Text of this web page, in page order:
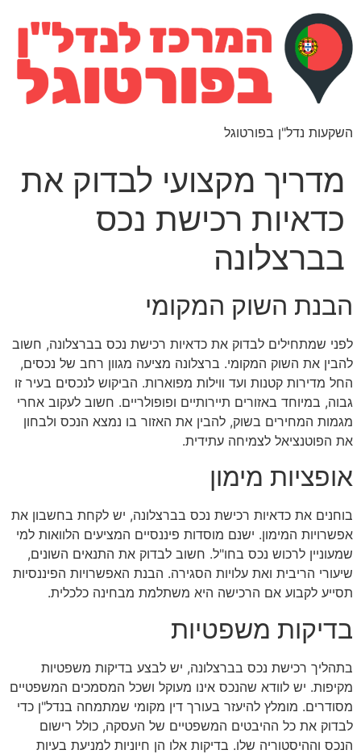
השקעות נדל"ן בפורטוגל
מדריך מקצועי לבדוק את
כדאיות רכישת נכס
בברצלונה
הבנת השוק המקומי
לפני שמתחילים לבדוק את כדאיות רכישת נכס בברצלונה, חשוב
להבין את השוק המקומי. ברצלונה מציעה מגוון רחב של נכסים,
החל מדירות קטנות ועד ווילות מפוארות. הביקוש לנכסים בעיר זו
גבוה, במיוחד באזורים תיירותיים ופופולריים. חשוב לעקוב אחרי
מגמות המחירים בשוק, להבין את האזור בו נמצא הנכס ולבחון
את הפוטנציאל לצמיחה עתידית.
אופציות מימון
בוחנים את כדאיות רכישת נכס בברצלונה, יש לקחת בחשבון את
אפשרויות המימון. ישנם מוסדות פיננסיים המציעים הלוואות למי
שמעוניין לרכוש נכס בחו"ל. חשוב לבדוק את התנאים השונים,
שיעורי הריבית ואת עלויות הסגירה. הבנת האפשרויות הפיננסיות
תסייע לקבוע אם הרכישה היא משתלמת מבחינה כלכלית.
בדיקות משפטיות
בתהליך רכישת נכס בברצלונה, יש לבצע בדיקות משפטיות
מקיפות. יש לוודא שהנכס אינו מעוקל ושכל המסמכים המשפטיים
מסודרים. מומלץ להיעזר בעורך דין מקומי שמתמחה בנדל"ן כדי
לבדוק את כל ההיבטים המשפטיים של העסקה, כולל רישום
הנכס וההיסטוריה שלו. בדיקות אלו הן חיוניות למניעת בעיות